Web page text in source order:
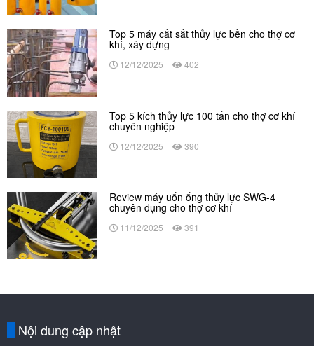
Top 5 máy cắt sắt thủy lực bền cho thợ cơ
khí, xây dựng
12/12/2025 402
Top 5 kích thủy lực 100 tấn cho thợ cơ khí
chuyên nghiệp
12/12/2025 390
Review máy uốn ống thủy lực SWG-4
chuyên dụng cho thợ cơ khí
11/12/2025 391
Nội dung cập nhật